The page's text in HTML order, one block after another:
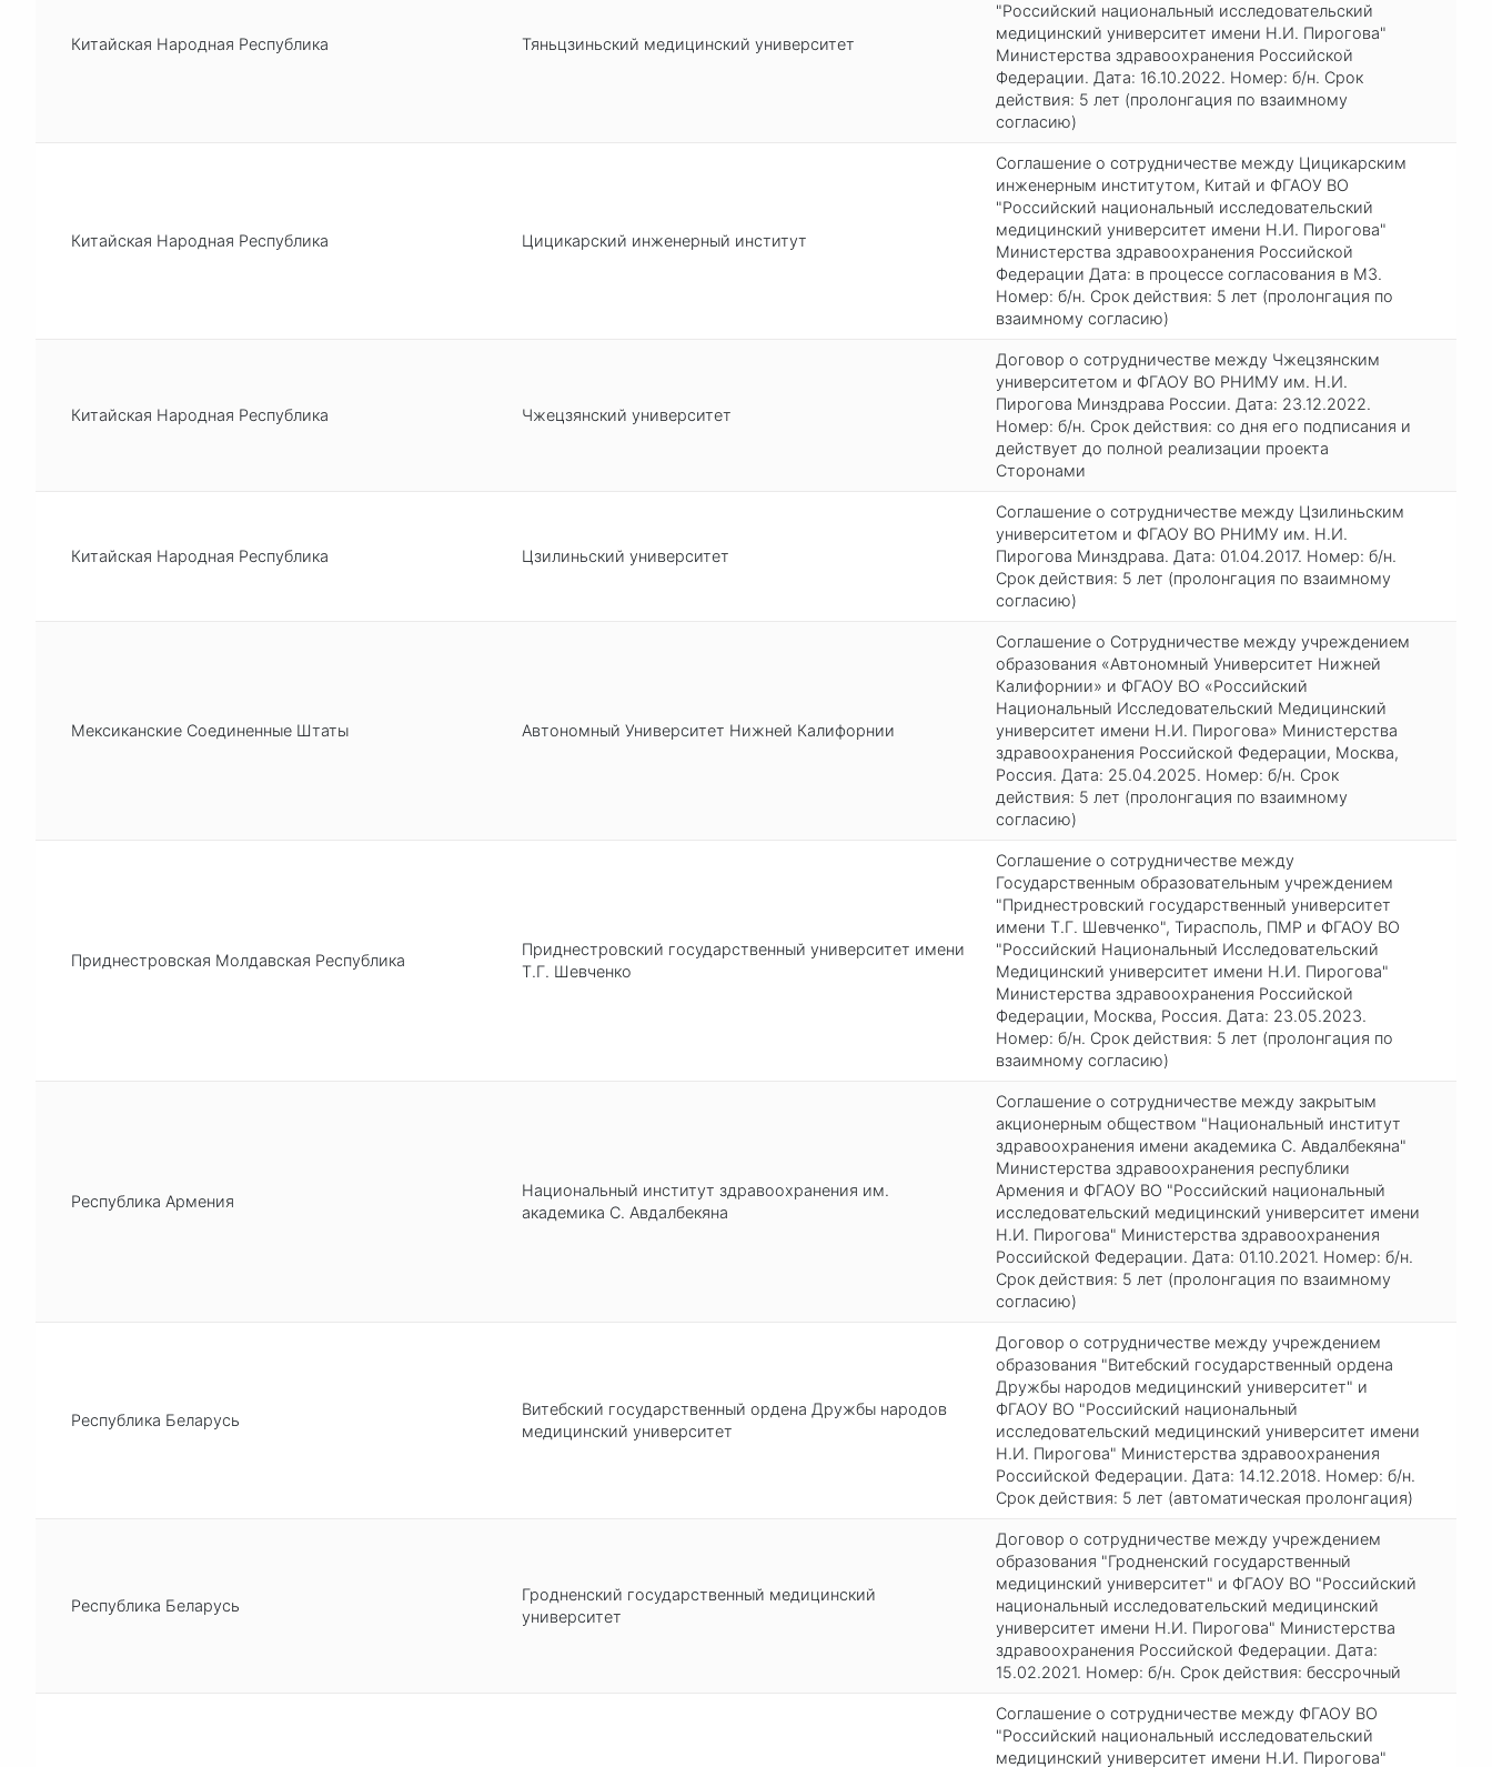
Китайская Народная Республика Тяньцзиньский медицинский университет
"Российский национальный исследовательский
медицинский университет имени Н.И. Пирогова"
Министерства здравоохранения Российской
Федерации. Дата: 16.10.2022. Номер: б/н. Срок
действия: 5 лет (пролонгация по взаимному
согласию)
Китайская Народная Республика Цицикарский инженерный институт
Соглашение о сотрудничестве между Цицикарским
инженерным институтом, Китай и ФГАОУ ВО
"Российский национальный исследовательский
медицинский университет имени Н.И. Пирогова"
Министерства здравоохранения Российской
Федерации Дата: в процессе согласования в МЗ.
Номер: б/н. Срок действия: 5 лет (пролонгация по
взаимному согласию)
Китайская Народная Республика Чжецзянский университет
Договор о сотрудничестве между Чжецзянским
университетом и ФГАОУ ВО РНИМУ им. Н.И.
Пирогова Минздрава России. Дата: 23.12.2022.
Номер: б/н. Срок действия: со дня его подписания и
действует до полной реализации проекта
Сторонами
Китайская Народная Республика Цзилиньский университет
Соглашение о сотрудничестве между Цзилиньским
университетом и ФГАОУ ВО РНИМУ им. Н.И.
Пирогова Минздрава. Дата: 01.04.2017. Номер: б/н.
Срок действия: 5 лет (пролонгация по взаимному
согласию)
Мексиканские Соединенные Штаты Автономный Университет Нижней Калифорнии
Соглашение о Сотрудничестве между учреждением
образования «Автономный Университет Нижней
Калифорнии» и ФГАОУ ВО «Российский
Национальный Исследовательский Медицинский
университет имени Н.И. Пирогова» Министерства
здравоохранения Российской Федерации, Москва,
Россия. Дата: 25.04.2025. Номер: б/н. Срок
действия: 5 лет (пролонгация по взаимному
согласию)
Приднестровская Молдавская Республика
Приднестровский государственный университет имени
Т.Г. Шевченко
Соглашение о сотрудничестве между
Государственным образовательным учреждением
"Приднестровский государственный университет
имени Т.Г. Шевченко", Тирасполь, ПМР и ФГАОУ ВО
"Российский Национальный Исследовательский
Медицинский университет имени Н.И. Пирогова"
Министерства здравоохранения Российской
Федерации, Москва, Россия. Дата: 23.05.2023.
Номер: б/н. Срок действия: 5 лет (пролонгация по
взаимному согласию)
Республика Армения
Национальный институт здравоохранения им.
академика С. Авдалбекяна
Соглашение о сотрудничестве между закрытым
акционерным обществом "Национальный институт
здравоохранения имени академика С. Авдалбекяна"
Министерства здравоохранения республики
Армения и ФГАОУ ВО "Российский национальный
исследовательский медицинский университет имени
Н.И. Пирогова" Министерства здравоохранения
Российской Федерации. Дата: 01.10.2021. Номер: б/н.
Срок действия: 5 лет (пролонгация по взаимному
согласию)
Республика Беларусь
Витебский государственный ордена Дружбы народов
медицинский университет
Договор о сотрудничестве между учреждением
образования "Витебский государственный ордена
Дружбы народов медицинский университет" и
ФГАОУ ВО "Российский национальный
исследовательский медицинский университет имени
Н.И. Пирогова" Министерства здравоохранения
Российской Федерации. Дата: 14.12.2018. Номер: б/н.
Срок действия: 5 лет (автоматическая пролонгация)
Республика Беларусь
Гродненский государственный медицинский
университет
Договор о сотрудничестве между учреждением
образования "Гродненский государственный
медицинский университет" и ФГАОУ ВО "Российский
национальный исследовательский медицинский
университет имени Н.И. Пирогова" Министерства
здравоохранения Российской Федерации. Дата:
15.02.2021. Номер: б/н. Срок действия: бессрочный
Соглашение о сотрудничестве между ФГАОУ ВО
"Российский национальный исследовательский
медицинский университет имени Н.И. Пирогова"